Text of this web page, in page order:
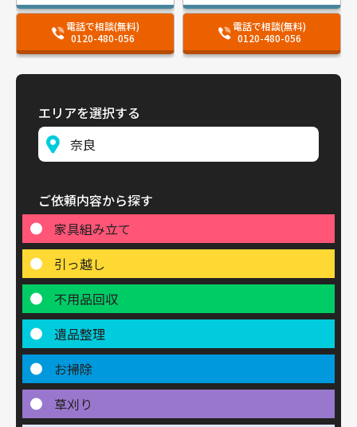
電話で相談(無料)
0120-480-056
電話で相談(無料)
0120-480-056
エリアを選択する
ご依頼内容から探す
家具組み立て
引っ越し
不用品回収
遺品整理
お掃除
草刈り